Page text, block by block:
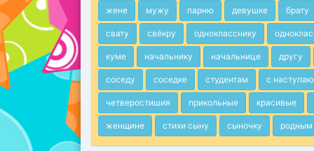
жене мужу парню девушке брату
свату свёкру однокласснику
куме начальнику начальнице другу
соседу соседке студентам с
четверостишия прикольные красивые
женщине стихи сыну сыночку родным